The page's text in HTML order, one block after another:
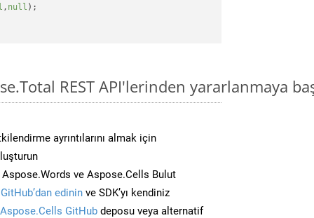
, null );
REST API'lerinden yararlanmaya
ayrıntılarını almak için
ve Aspose.Cells Bulut
edinin ve SDK’yı kendiniz
Aspose.Cells GitHub deposu veya alternatif